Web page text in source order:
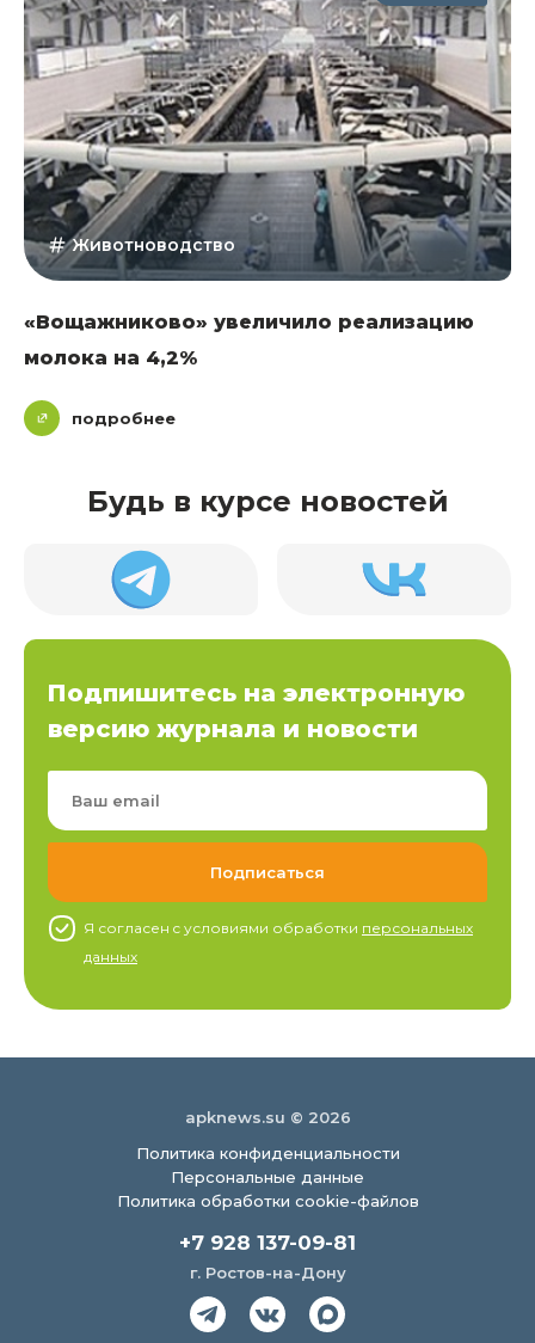
Животноводство
«Вощажниково» увеличило реализацию
молока на 4,2%
подробнее
Будь в курсе новостей
Подпишитесь на электронную
версию журнала и новости
Я согласен c условиями обработки персональных
данных
apknews.su © 2026
Политика конфиденциальности
Персональные данные
Политика обработки cookie-файлов
+7 928 137-09-81
г. Ростов-на-Дону